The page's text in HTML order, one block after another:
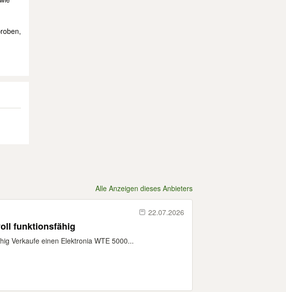
Alle Anzeigen dieses Anbieters
22.07.2026
funktionsfähig
Verkaufe einen Elektronia WTE 5000...